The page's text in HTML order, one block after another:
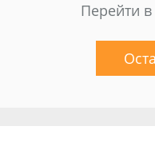
Перейти